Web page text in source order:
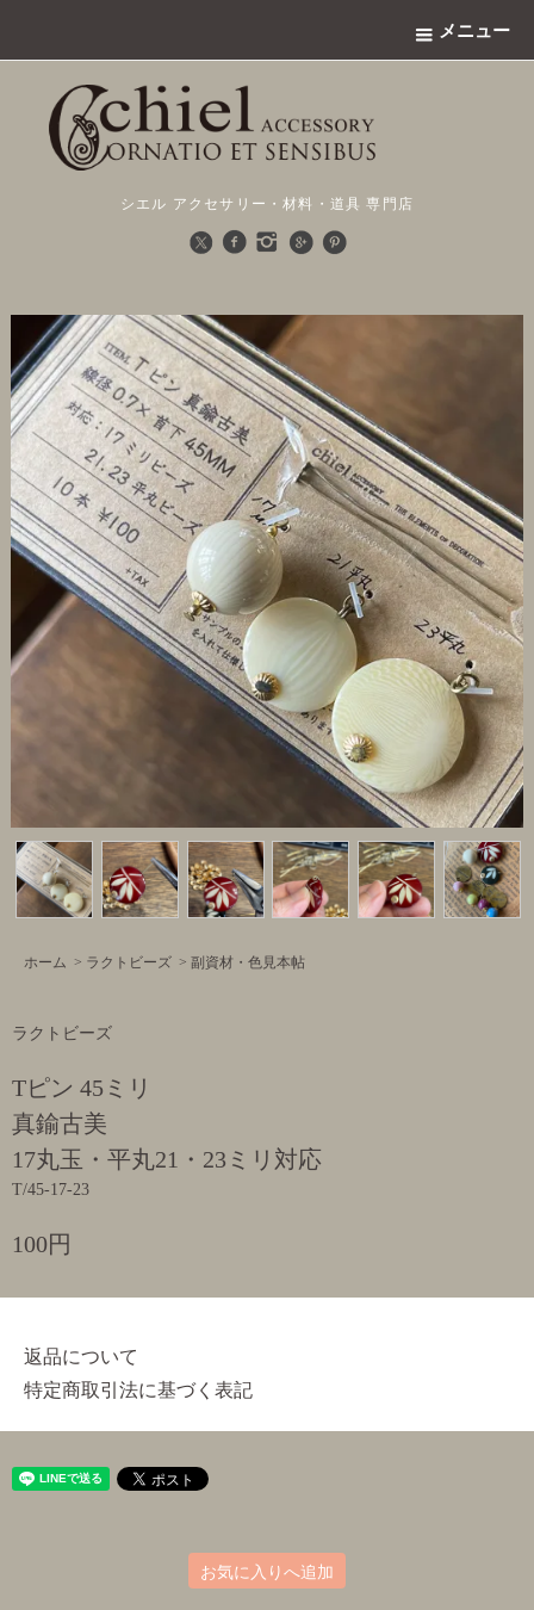
メニュー
シエル アクセサリー・材料・道具 専門店
ホーム > ラクトビーズ > 副資材・色見本帖
ラクトビーズ
Tピン 45ミリ
真鍮古美
17丸玉・平丸21・23ミリ対応
T/45-17-23
100円
返品について
特定商取引法に基づく表記
お気に入りへ追加